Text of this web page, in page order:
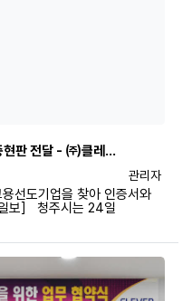
현판 전달 - ㈜클레…
등록자
관리자
선도기업을 찾아 인증서와
보］ 청주시는 24일